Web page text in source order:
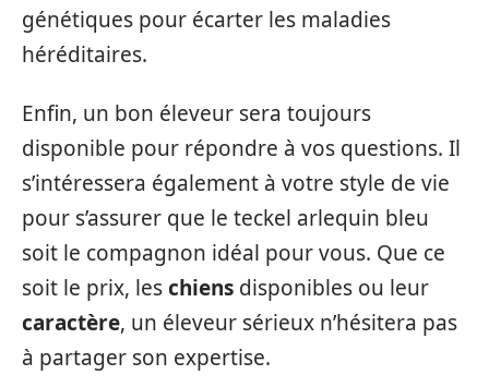
génétiques pour écarter les maladies
héréditaires.
Enfin, un bon éleveur sera toujours
disponible pour répondre à vos questions. Il
s’intéressera également à votre style de vie
pour s’assurer que le teckel arlequin bleu
soit le compagnon idéal pour vous. Que ce
soit le prix, leschiens disponibles ou leur
caractère, un éleveur sérieux n’hésitera pas
à partager son expertise.